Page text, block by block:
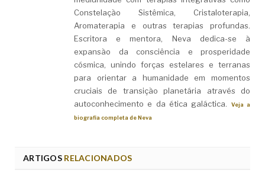
Constelação Sistêmica, Cristaloterapia,
Aromaterapia e outras terapias profundas.
Escritora e mentora, Neva dedica-se à
expansão da consciência e prosperidade
cósmica, unindo forças estelares e terranas
para orientar a humanidade em momentos
cruciais de transição planetária através do
autoconhecimento e da ética galáctica.
Veja a
biografia completa de Neva
ARTIGOSRELACIONADOS